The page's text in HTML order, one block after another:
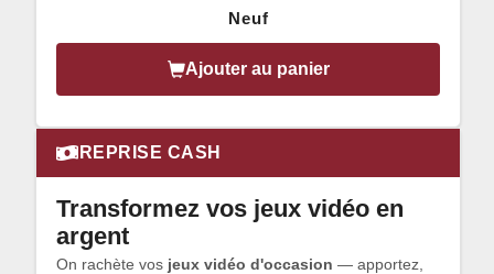
Neuf
Ajouter au panier
REPRISE CASH
Transformez vos jeux vidéo en
argent
On rachète vos jeux vidéo d'occasion — apportez,